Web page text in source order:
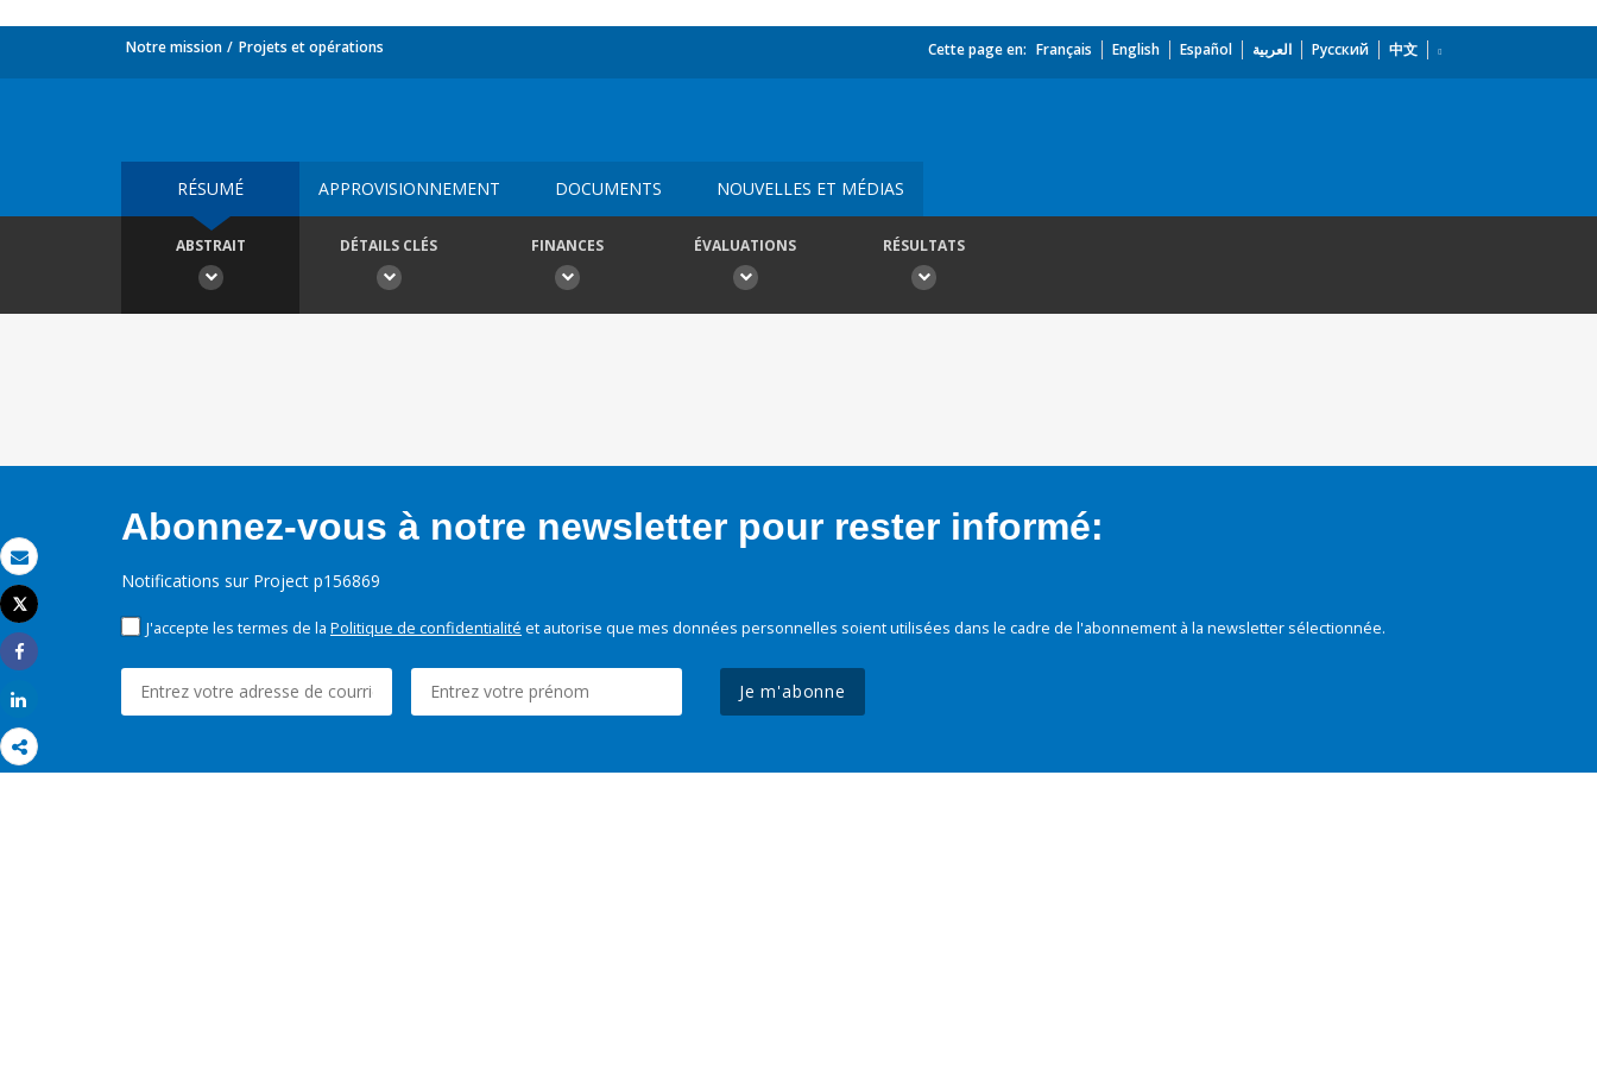
Email
Imprimer
Tweet
Share
Notre mission Projets et opérations Cette page en: Français English Español العربية Русский 中文
RÉSUMÉ APPROVISIONNEMENT DOCUMENTS NOUVELLES ET MÉDIAS
ABSTRAIT DÉTAILS CLÉS FINANCES ÉVALUATIONS RÉSULTATS
Abonnez-vous à notre newsletter pour rester informé:
Notifications sur Project p156869
J'accepte les termes de la Politique de confidentialité et autorise que mes données personnelles soient utilisées dans le cadre de l'abonnement à la newsletter sélectionnée.
Je m'abonne